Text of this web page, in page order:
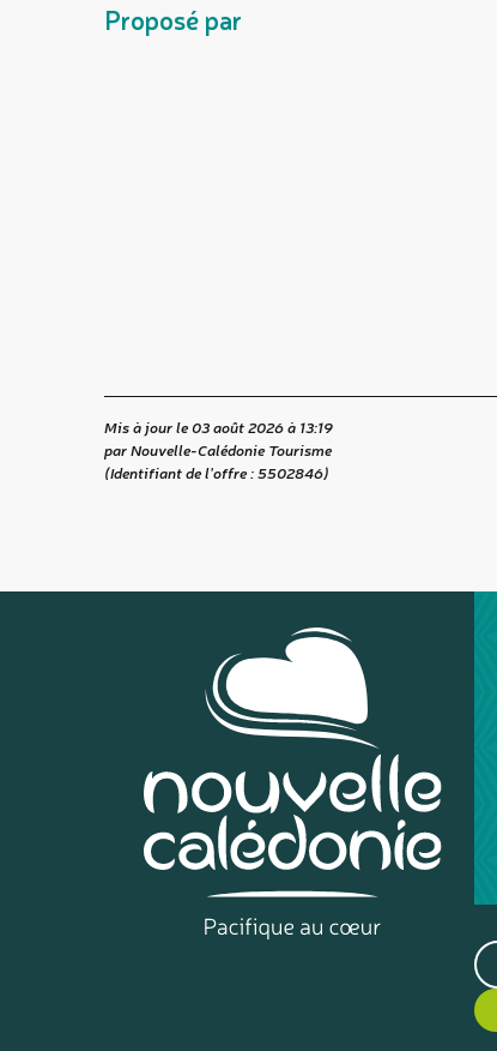
Proposé par
Mis à jour le 03 août 2026 à 13:19
par Nouvelle-Calédonie Tourisme
(Identifiant de l'offre :5502846)